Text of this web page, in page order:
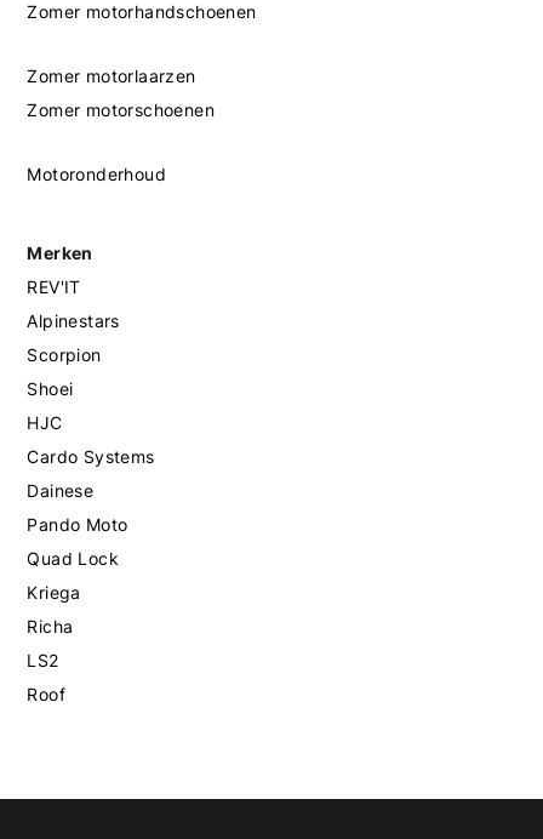
Zomer motorhandschoenen
Zomer motorlaarzen
Zomer motorschoenen
Motoronderhoud
Merken
REV'IT
Alpinestars
Scorpion
Shoei
HJC
Cardo Systems
Dainese
Pando Moto
Quad Lock
Kriega
Richa
LS2
Roof